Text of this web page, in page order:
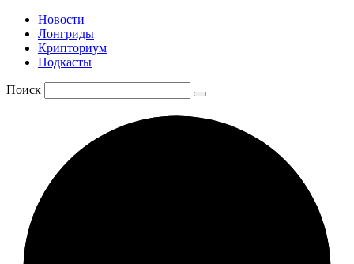
Новости
Лонгриды
Крипториум
Подкасты
Поиск